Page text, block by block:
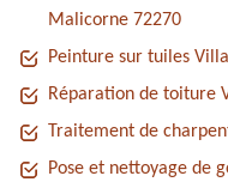
Malicorne 72270
Peinture sur tuiles
Réparation de toiture
Traitement de
Pose et nettoyage de